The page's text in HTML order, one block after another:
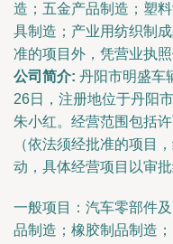
造；五金产品制造；塑
具制造；产业用纺织制
准的项目外，凭营业执
公司简介: 丹阳市明盛车
26日，注册地位于丹阳
朱小红。经营范围包括
（依法须经批准的项目
动，具体经营项目以审批
一般项目：汽车零部件
品制造；橡胶制品制造